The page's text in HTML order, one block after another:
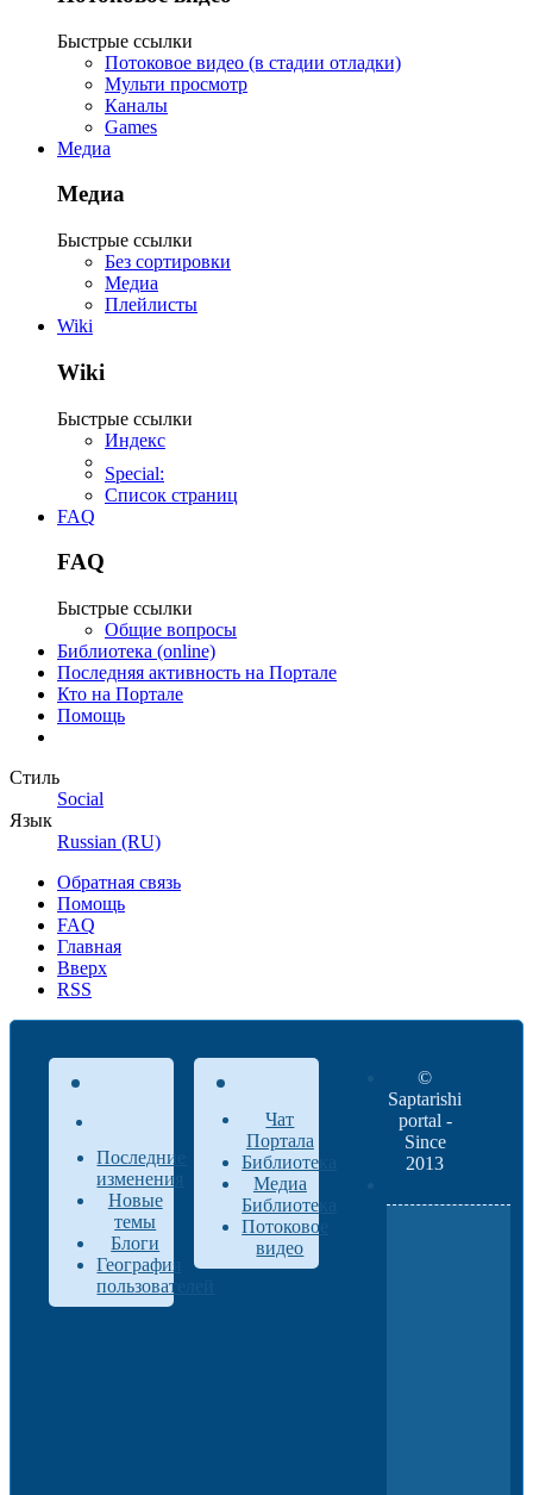
Быстрые ссылки
Потоковое видео (в стадии отладки)
Мульти просмотр
Каналы
Games
Медиа
Медиа
Быстрые ссылки
Без сортировки
Медиа
Плейлисты
Wiki
Wiki
Быстрые ссылки
Индекс
Special:
Список страниц
FAQ
FAQ
Быстрые ссылки
Общие вопросы
Библиотека (online)
Последняя активность на Портале
Кто на Портале
Помощь
Стиль
Social
Язык
Russian (RU)
Обратная связь
Помощь
FAQ
Главная
Вверх
RSS
Последние
изменения
Новые
темы
Блоги
География
пользователей
Чат
Портала
Библиотека
Медиа
Библиотека
Потоковое
видео
©
Saptarishi
portal -
Since
2013